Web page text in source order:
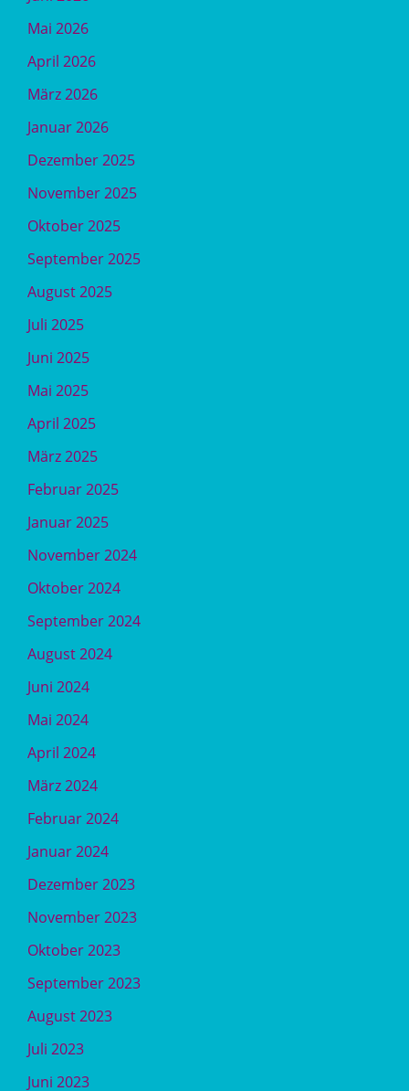
Mai 2026
April 2026
März 2026
Januar 2026
Dezember 2025
November 2025
Oktober 2025
September 2025
August 2025
Juli 2025
Juni 2025
Mai 2025
April 2025
März 2025
Februar 2025
Januar 2025
November 2024
Oktober 2024
September 2024
August 2024
Juni 2024
Mai 2024
April 2024
März 2024
Februar 2024
Januar 2024
Dezember 2023
November 2023
Oktober 2023
September 2023
August 2023
Juli 2023
Juni 2023